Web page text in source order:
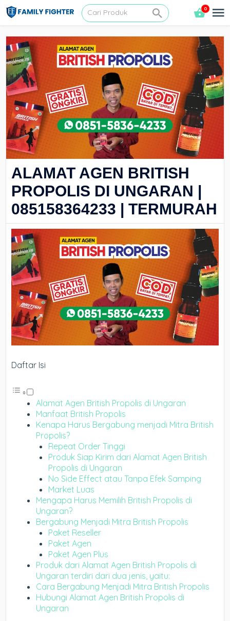
0
ALAMAT AGEN BRITISH
PROPOLIS DI UNGARAN |
085158364233 | TERMURAH
Daftar Isi
Alamat Agen British Propolis di Ungaran
Manfaat British Propolis
Kenapa Harus Bergabung menjadi Mitra British
Propolis?
Repeat Order Tinggi
Produk Siap Kirim dari Alamat Agen British
Propolis di Ungaran
No Side Effect atau Tanpa Efek Samping
Market Luas
Mengapa Harus Memilih British Propolis di
Ungaran?
Bergabung Menjadi Mitra British Propolis
Paket Reseller
Paket Agen
Paket Agen Plus
Produk dari Alamat Agen British Propolis di
Ungaran terdiri dari dua jenis, yaitu:
Cara Bergabung Menjadi Mitra British Propolis
Hubungi Alamat Agen British Propolis di
Ungaran